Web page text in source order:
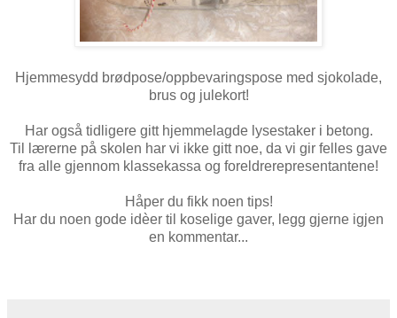
Hjemmesydd brødpose/oppbevaringspose med sjokolade,
brus og julekort!
Har også tidligere gitt hjemmelagde lysestaker i betong.
Til lærerne på skolen har vi ikke gitt noe, da vi gir felles gave
fra alle gjennom klassekassa og foreldrerepresentantene!
Håper du fikk noen tips!
Har du noen gode idèer til koselige gaver, legg gjerne igjen
en kommentar...